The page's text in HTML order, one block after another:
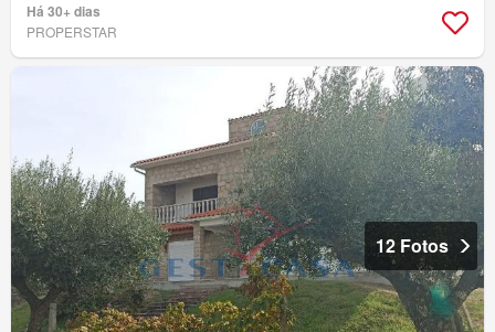
Há 30+ dias
PROPERSTAR
12 Fotos